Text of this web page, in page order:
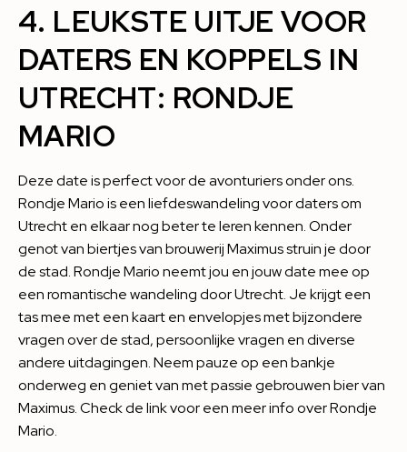
4. LEUKSTE UITJE VOOR
DATERS EN KOPPELS IN
UTRECHT: RONDJE
MARIO
Deze date is perfect voor de avonturiers onder ons.
RondjeMariois een liefdeswandeling voor daters om
Utrecht en elkaar nog beter te leren kennen. Onder
genot van biertjes van brouwerij Maximus struin je door
de stad. Rondje Mario neemt jou en jouw date mee op
een romantische wandeling door Utrecht. Je krijgt een
tas mee met een kaart en envelopjes met bijzondere
vragen over de stad, persoonlijke vragen en diverse
andere uitdagingen. Neem pauze op een bankje
onderweg en geniet van met passie gebrouwen bier van
Maximus. Check de link voor een meer info overRondje
Mario.